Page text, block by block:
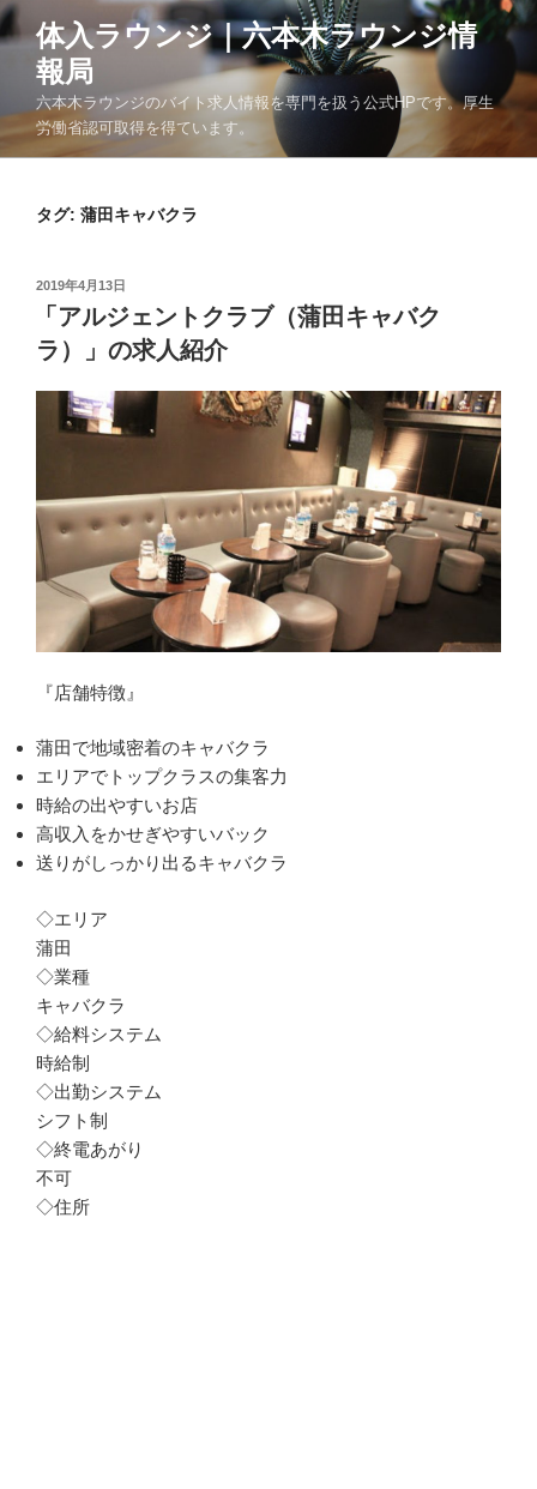
コ
ン
へ
体入ラウンジ｜六本木ラウンジ情
報局
六本木ラウンジのバイト求人情報を専門を扱う公式HPです。厚生
労働省認可取得を得ています。
タグ: 蒲田キャバクラ
投
稿
2019年4月13日
「アルジェントクラブ（蒲田キャバク
ラ）」の求人紹介
『店舗特徴』
蒲田で地域密着のキャバクラ
エリアでトップクラスの集客力
時給の出やすいお店
高収入をかせぎやすいバック
送りがしっかり出るキャバクラ
◇エリア
蒲田
◇業種
キャバクラ
◇給料システム
時給制
◇出勤システム
シフト制
◇終電あがり
不可
◇住所